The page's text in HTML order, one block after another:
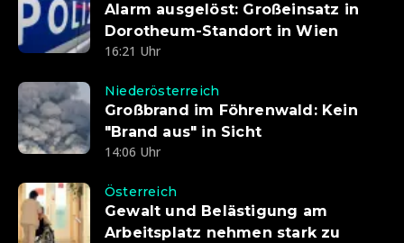
Alarm ausgelöst: Großeinsatz in
Dorotheum-Standort in Wien
16:21 Uhr
Niederösterreich
Großbrand im Föhrenwald: Kein
"Brand aus" in Sicht
14:06 Uhr
Österreich
Gewalt und Belästigung am
Arbeitsplatz nehmen stark zu